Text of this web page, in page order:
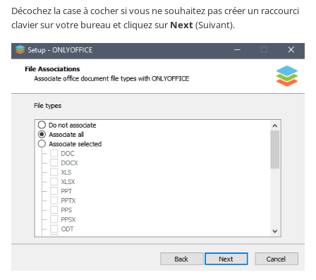
Décochez la case à cocher si vous ne souhaitez pas créer un raccourci
clavier sur votre bureau et cliquez sur Next(Suivant).